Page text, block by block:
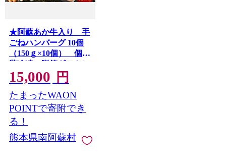
★阿蘇あか牛入り 手
ごねハンバーグ 10個
（150ｇ×10個） 個包
装冷凍・贈答ギフトに
もおススメ
15,000 円
たまったWAON
POINTで寄附でき
る！
熊本県南阿蘇村